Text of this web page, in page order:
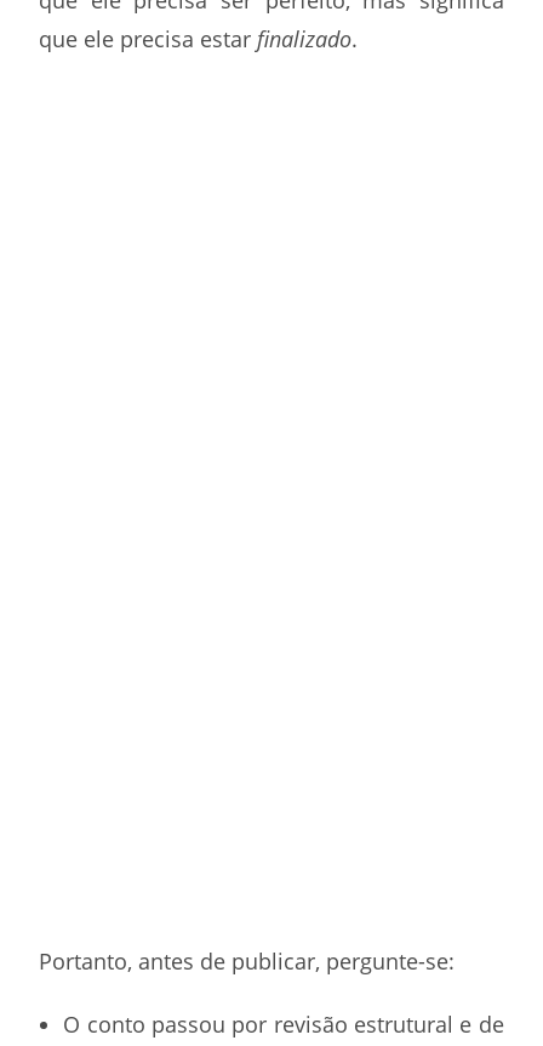
que ele precisa estar finalizado.
Portanto, antes de publicar, pergunte-se:
O conto passou por revisão estrutural e de